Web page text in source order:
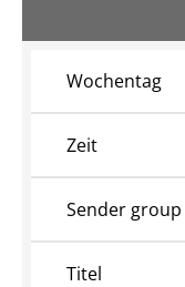
Wochentag
Zeit
Sender group
Titel